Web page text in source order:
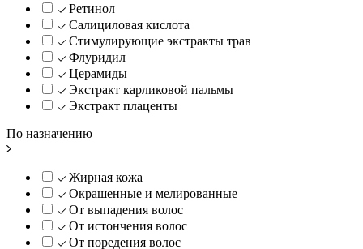
Ретинол
Салициловая кислота
Стимулирующие экстракты трав
Флуридил
Церамиды
Экстракт карликовой пальмы
Экстракт плаценты
По назначению
Жирная кожа
Окрашенные и мелированные
От выпадения волос
От истончения волос
От поредения волос